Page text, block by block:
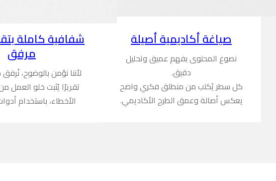
صياغة أكاديمية أصيلة
نصوغ المحتوى بفهم عميق وتحليل
دقيق.
كل سطر يُكتب من منطلق فكري واضح
يعكس أصالة وعمق الطرح الأكاديمي.
شفافية كاملة
مرفق
لأننا نؤمن بالوضوح،
تقريرًا يُثبت خلو العمل
الأخطاء، باستخدام